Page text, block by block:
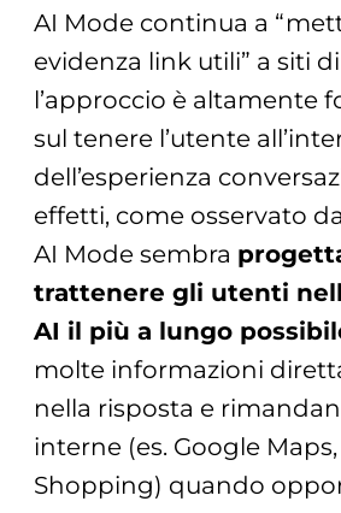
AI Mode continua a
evidenza link utili” a siti
l’approccio è altamente
sul tenere l’utente
dell’esperienza
effetti, come osservato
AI Mode sembra
trattenere gli utenti
AI il più a lungo
molte informazioni
nella risposta e
interne (es. Google
Shopping) quando